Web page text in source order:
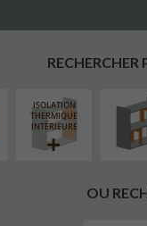
ISOLATION
THERMIQUE
INTÉRIEURE
OU